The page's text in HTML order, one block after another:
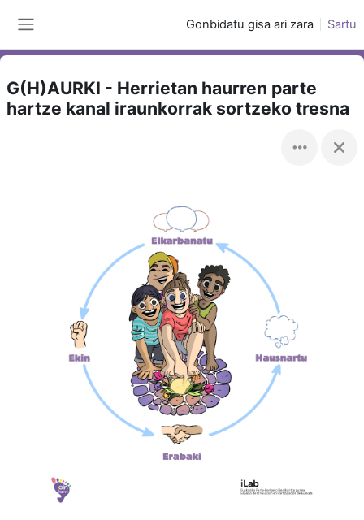
Gonbidatu gisa ari zara Sartu
G(H)AURKI - Herrietan haurren parte
hartze kanal iraunkorrak sortzeko tresna